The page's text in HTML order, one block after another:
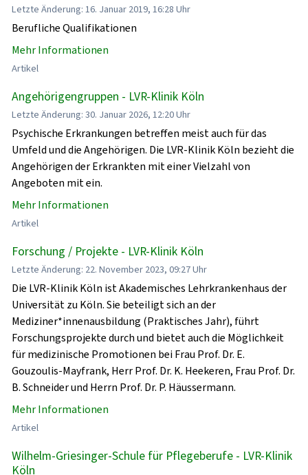
Letzte Änderung: 16. Januar 2019, 16:28 Uhr
Berufliche Qualifikationen
Mehr Informationen
Artikel
Angehörigengruppen - LVR-Klinik Köln
Letzte Änderung: 30. Januar 2026, 12:20 Uhr
Psychische Erkrankungen betreffen meist auch für das
Umfeld und die Angehörigen. Die LVR-Klinik Köln bezieht die
Angehörigen der Erkrankten mit einer Vielzahl von
Angeboten mit ein.
Mehr Informationen
Artikel
Forschung / Projekte - LVR-Klinik Köln
Letzte Änderung: 22. November 2023, 09:27 Uhr
Die LVR-Klinik Köln ist Akademisches Lehrkrankenhaus der
Universität zu Köln. Sie beteiligt sich an der
Mediziner*innenausbildung (Praktisches Jahr), führt
Forschungsprojekte durch und bietet auch die Möglichkeit
für medizinische Promotionen bei Frau Prof. Dr. E.
Gouzoulis-Mayfrank, Herr Prof. Dr. K. Heekeren, Frau Prof. Dr.
B. Schneider und Herrn Prof. Dr. P. Häussermann.
Mehr Informationen
Artikel
Wilhelm-Griesinger-Schule für Pflegeberufe - LVR-Klinik
Köln